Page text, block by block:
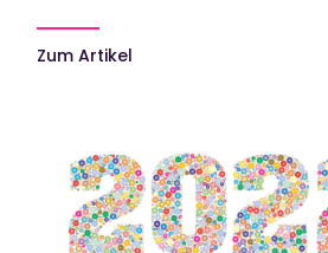
Zum Artikel